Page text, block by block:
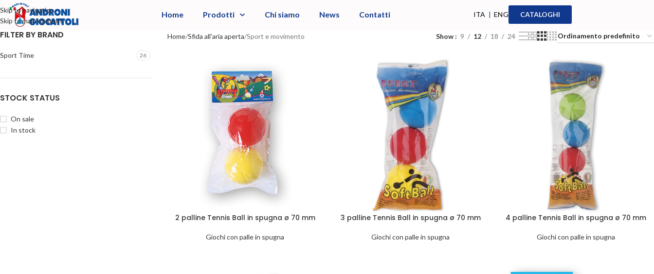
Skip to navigation
Skip to main content
Home Prodotti Chi siamo News Contatti ITA |ENG CATALOGHI
FILTER BY BRAND
Sport Time 26
STOCK STATUS
On sale
In stock
Home Sfida all'aria aperta Sport e movimento Show 9 12 18 24
2 palline Tennis Ball in spugna ø 70 mm
Giochi con palle in spugna
3 palline Tennis Ball in spugna ø 70 mm
Giochi con palle in spugna
4 palline Tennis Ball in spugna ø 70 mm
Giochi con palle in spugna